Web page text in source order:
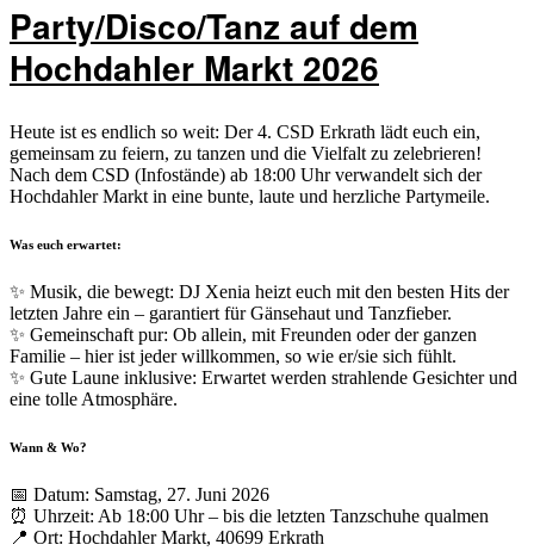
Party/Disco/Tanz auf dem
Hochdahler Markt 2026
Heute ist es endlich so weit: Der 4. CSD Erkrath lädt euch ein,
gemeinsam zu feiern, zu tanzen und die Vielfalt zu zelebrieren!
Nach dem CSD (Infostände) ab 18:00 Uhr verwandelt sich der
Hochdahler Markt in eine bunte, laute und herzliche Partymeile.
Was euch erwartet:
✨ Musik, die bewegt: DJ Xenia heizt euch mit den besten Hits der
letzten Jahre ein – garantiert für Gänsehaut und Tanzfieber.
✨ Gemeinschaft pur: Ob allein, mit Freunden oder der ganzen
Familie – hier ist jeder willkommen, so wie er/sie sich fühlt.
✨ Gute Laune inklusive: Erwartet werden strahlende Gesichter und
eine tolle Atmosphäre.
Wann & Wo?
📅 Datum: Samstag, 27. Juni 2026
⏰ Uhrzeit: Ab 18:00 Uhr – bis die letzten Tanzschuhe qualmen
📍 Ort: Hochdahler Markt, 40699 Erkrath